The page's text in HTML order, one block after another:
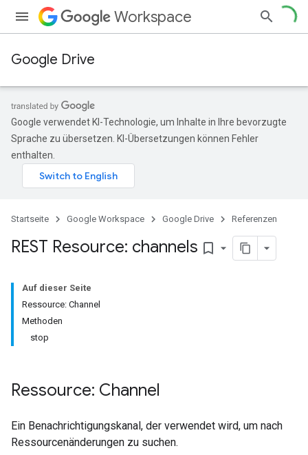
Workspace
Google Drive
Google verwendet KI-Technologie, um Inhalte in Ihre bevorzugte
Sprache zu übersetzen. KI-Übersetzungen können Fehler
enthalten.
Startseite Google Workspace Google Drive Referenzen
REST Resource: channels bookmark_border
Auf dieser Seite
Ressource: Channel
Methoden
stop
Ressource: Channel
Ein Benachrichtigungskanal, der verwendet wird, um nach
Ressourcenänderungen zu suchen.